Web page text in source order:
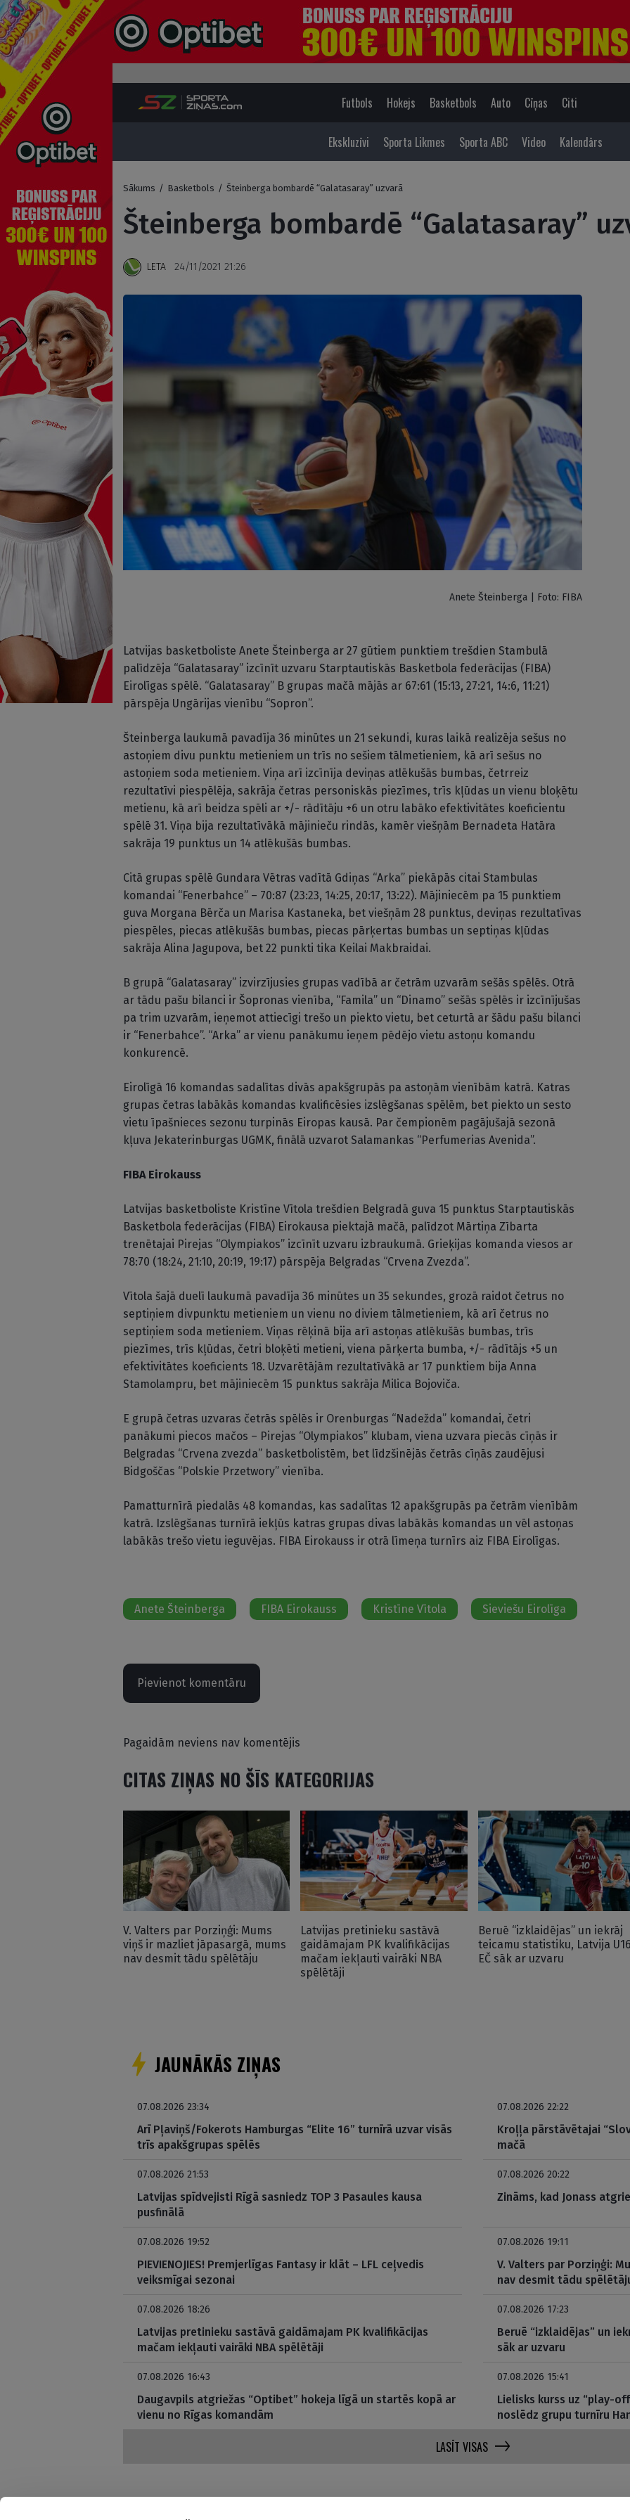
Futbols Hokejs Basketbols Auto Cīņas Citi
Ekskluzīvi Sporta Likmes Sporta ABC Video Kalendārs
Sākums / Basketbols / Šteinberga bombardē “Galatasaray” uzvarā
Šteinberga bombardē “Galatasaray”
LETA 24/11/2021 21:26
Anete Šteinberga | Foto: FIBA
Latvijas basketboliste Anete Šteinberga ar 27 gūtiem punktiem trešdien Stambulā
palīdzēja “Galatasaray” izcīnīt uzvaru Starptautiskās Basketbola federācijas (FIBA)
Eirolīgas spēlē. “Galatasaray” B grupas mačā mājās ar 67:61 (15:13, 27:21, 14:6, 11:21)
pārspēja Ungārijas vienību “Sopron”.
Šteinberga laukumā pavadīja 36 minūtes un 21 sekundi, kuras laikā realizēja sešus no
astoņiem divu punktu metieniem un trīs no sešiem tālmetieniem, kā arī sešus no
astoņiem soda metieniem. Viņa arī izcīnīja deviņas atlēkušās bumbas, četrreiz
rezultatīvi piespēlēja, sakrāja četras personiskās piezīmes, trīs kļūdas un vienu bloķētu
metienu, kā arī beidza spēli ar +/- rādītāju +6 un otru labāko efektivitātes koeficientu
spēlē 31. Viņa bija rezultatīvākā mājinieču rindās, kamēr viešņām Bernadeta Hatāra
sakrāja 19 punktus un 14 atlēkušās bumbas.
Citā grupas spēlē Gundara Vētras vadītā Gdiņas “Arka” piekāpās citai Stambulas
komandai “Fenerbahce” – 70:87 (23:23, 14:25, 20:17, 13:22). Mājiniecēm pa 15 punktiem
guva Morgana Bērča un Marisa Kastaneka, bet viešņām 28 punktus, deviņas rezultatīvas
piespēles, piecas atlēkušās bumbas, piecas pārķertas bumbas un septiņas kļūdas
sakrāja Alina Jagupova, bet 22 punkti tika Keilai Makbraidai.
B grupā “Galatasaray” izvirzījusies grupas vadībā ar četrām uzvarām sešās spēlēs. Otrā
ar tādu pašu bilanci ir Šopronas vienība, “Famila” un “Dinamo” sešās spēlēs ir izcīnījušas
pa trim uzvarām, ieņemot attiecīgi trešo un piekto vietu, bet ceturtā ar šādu pašu bilanci
ir “Fenerbahce”. “Arka” ar vienu panākumu ieņem pēdējo vietu astoņu komandu
konkurencē.
Eirolīgā 16 komandas sadalītas divās apakšgrupās pa astoņām vienībām katrā. Katras
grupas četras labākās komandas kvalificēsies izslēgšanas spēlēm, bet piekto un sesto
vietu īpašnieces sezonu turpinās Eiropas kausā. Par čempionēm pagājušajā sezonā
kļuva Jekaterinburgas UGMK, finālā uzvarot Salamankas “Perfumerias Avenida”.
FIBA Eirokauss
Latvijas basketboliste Kristīne Vītola trešdien Belgradā guva 15 punktus Starptautiskās
Basketbola federācijas (FIBA) Eirokausa piektajā mačā, palīdzot Mārtiņa Zībarta
trenētajai Pirejas “Olympiakos” izcīnīt uzvaru izbraukumā. Grieķijas komanda viesos ar
78:70 (18:24, 21:10, 20:19, 19:17) pārspēja Belgradas “Crvena Zvezda”.
Vītola šajā duelī laukumā pavadīja 36 minūtes un 35 sekundes, grozā raidot četrus no
septiņiem divpunktu metieniem un vienu no diviem tālmetieniem, kā arī četrus no
septiņiem soda metieniem. Viņas rēķinā bija arī astoņas atlēkušās bumbas, trīs
piezīmes, trīs kļūdas, četri bloķēti metieni, viena pārķerta bumba, +/- rādītājs +5 un
efektivitātes koeficients 18. Uzvarētājām rezultatīvākā ar 17 punktiem bija Anna
Stamolampru, bet mājiniecēm 15 punktus sakrāja Milica Bojoviča.
E grupā četras uzvaras četrās spēlēs ir Orenburgas “Nadežda” komandai, četri
panākumi piecos mačos – Pirejas “Olympiakos” klubam, viena uzvara piecās cīņās ir
Belgradas “Crvena zvezda” basketbolistēm, bet līdzšinējās četrās cīņās zaudējusi
Bidgoščas “Polskie Przetwory” vienība.
Pamatturnīrā piedalās 48 komandas, kas sadalītas 12 apakšgrupās pa četrām vienībām
katrā. Izslēgšanas turnīrā iekļūs katras grupas divas labākās komandas un vēl astoņas
labākās trešo vietu ieguvējas. FIBA Eirokauss ir otrā līmeņa turnīrs aiz FIBA Eirolīgas.
Anete Šteinberga FIBA Eirokauss Kristīne Vītola Sieviešu Eirolīga
Pievienot komentāru
Pagaidām neviens nav komentējis
CITAS ZIŅAS NO ŠĪS KATEGORIJAS
V. Valters par Porziņģi: Mums
viņš ir mazliet jāpasargā, mums
nav desmit tādu spēlētāju
Latvijas pretinieku sastāvā
gaidāmajam PK kvalifikācijas
mačam iekļauti vairāki NBA
spēlētāji
Beruē “izklaidējas” un iekrāj
teicamu statistiku, Latvija U16
EČ sāk ar uzvaru
JAUNĀKĀS ZIŅAS
07.08.2026 23:34
Arī Pļaviņš/Fokerots Hamburgas “Elite 16” turnīrā uzvar visās
trīs apakšgrupas spēlēs
07.08.2026 22:22
Kroļļa pārstāvētajai
mačā
07.08.2026 21:53
Latvijas spīdvejisti Rīgā sasniedz TOP 3 Pasaules kausa
pusfinālā
07.08.2026 20:22
Zināms, kad Jonass
07.08.2026 19:52
PIEVIENOJIES! Premjerlīgas Fantasy ir klāt – LFL ceļvedis
veiksmīgai sezonai
07.08.2026 19:11
V. Valters par Porziņģi:
nav desmit tādu
07.08.2026 18:26
Latvijas pretinieku sastāvā gaidāmajam PK kvalifikācijas
mačam iekļauti vairāki NBA spēlētāji
07.08.2026 17:23
Beruē “izklaidējas” un
sāk ar uzvaru
07.08.2026 16:43
Daugavpils atgriežas “Optibet” hokeja līgā un startēs kopā ar
vienu no Rīgas komandām
07.08.2026 15:41
Lielisks kurss uz “play-
noslēdz grupu turnīru
LASĪT VISAS